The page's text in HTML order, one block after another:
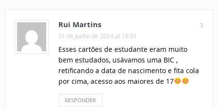
3
Rui Martins
21 de Junho de 2024 at 19:31
Esses cartões de estudante eram muito
bem estudados, usávamos uma BIC ,
retificando a data de nascimento e fita cola
por cima, acesso aos maiores de 17
RESPONDER